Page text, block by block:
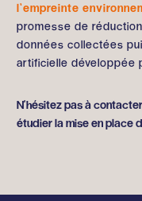
l’empreinte
promesse de
données collectées
artificielle développée
N'hésitez pas à
étudier la mise en place